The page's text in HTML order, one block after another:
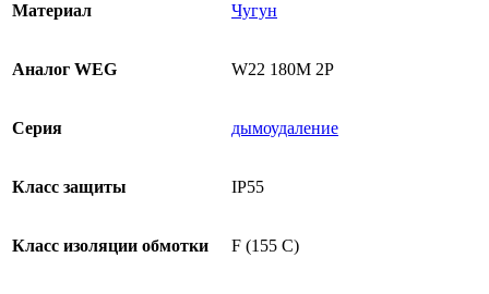
Материал Чугун
Аналог WEG W22 180M 2P
Серия дымоудаление
Класс защиты IP55
Класс изоляции обмотки F (155 C)